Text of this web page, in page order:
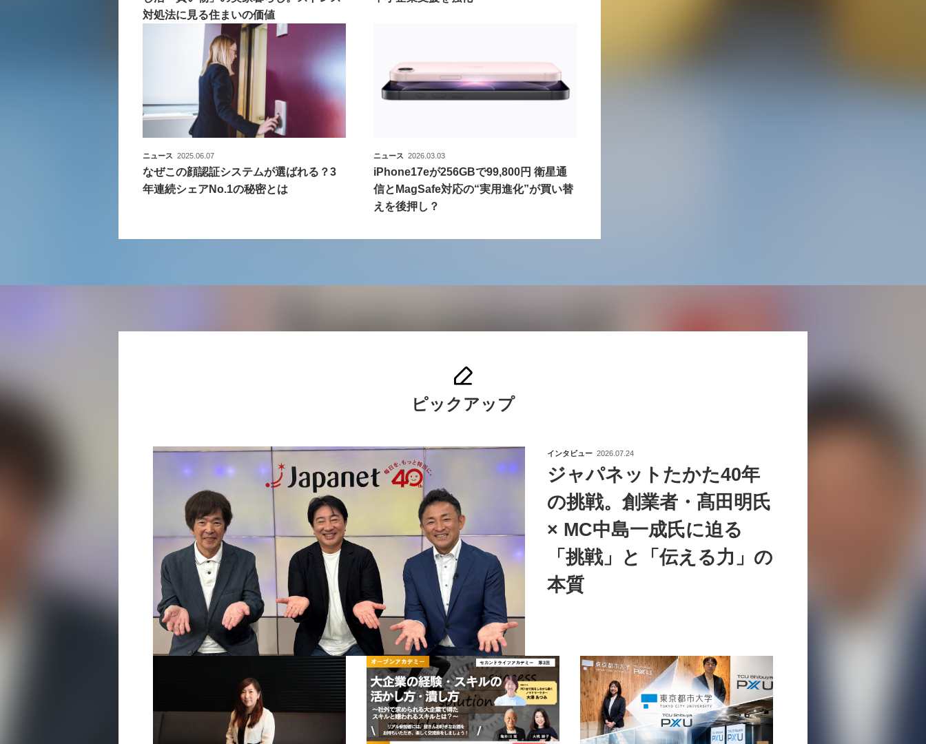
対処法に見る住まいの価値
ニュース 2025.06.07
なぜこの顔認証システムが選ばれる？3
年連続シェアNo.1の秘密とは
ニュース 2026.03.03
iPhone17eが256GBで99,800円 衛星通
信とMagSafe対応の“実用進化”が買い替
えを後押し？
ピックアップ
インタビュー 2026.07.24
ジャパネットたかた40年
の挑戦。創業者・髙田明氏
× MC中島一成氏に迫る
「挑戦」と「伝える力」の
本質